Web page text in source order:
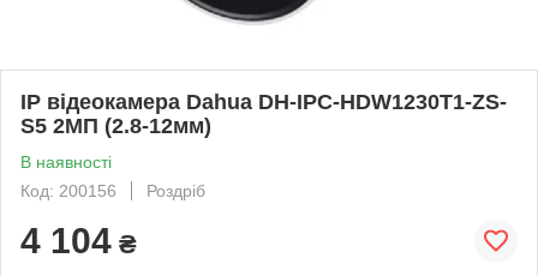
IP відеокамера Dahua DH-IPC-HDW1230T1-ZS-
S5 2МП (2.8-12мм)
В наявності
Код: 200156
Роздріб
4 104 ₴